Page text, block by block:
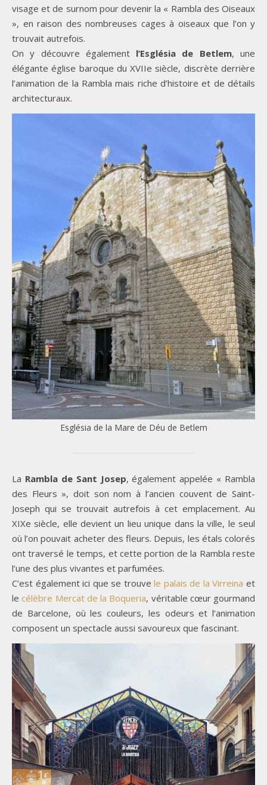
visage et de surnom pour devenir la « Rambla des Oiseaux
», en raison des nombreuses cages à oiseaux que l’on y
trouvait autrefois.
On y découvre également l’Església de Betlem, une
élégante église baroque du XVIIe siècle, discrète derrière
l’animation de la Rambla mais riche d’histoire et de détails
architecturaux.
Església de la Mare de Déu de Betlem
La Rambla de Sant Josep, également appelée « Rambla
des Fleurs », doit son nom à l’ancien couvent de Saint-
Joseph qui se trouvait autrefois à cet emplacement. Au
XIXe siècle, elle devient un lieu unique dans la ville, le seul
où l’on pouvait acheter des fleurs. Depuis, les étals colorés
ont traversé le temps, et cette portion de la Rambla reste
l’une des plus vivantes et parfumées.
C’est également ici que se trouve le palais de la Virreinaet
lecélèbre Mercat de la Boqueria, véritable cœur gourmand
de Barcelone, où les couleurs, les odeurs et l’animation
composent un spectacle aussi savoureux que fascinant.